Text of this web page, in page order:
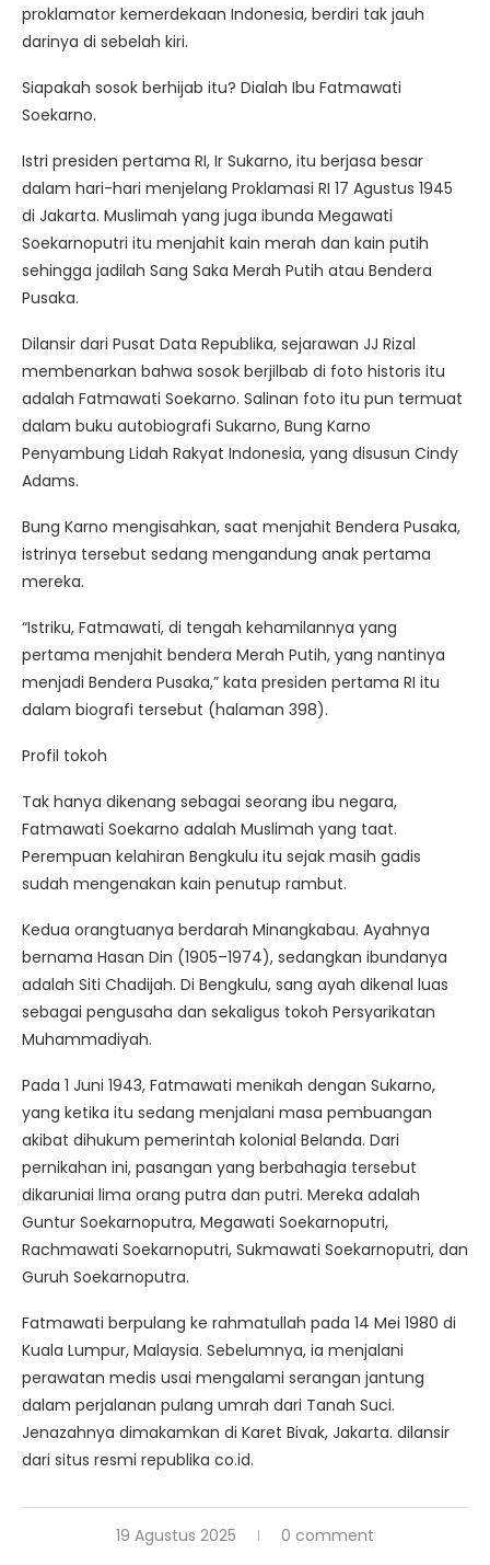
proklamator kemerdekaan Indonesia, berdiri tak jauh
darinya di sebelah kiri.
Siapakah sosok berhijab itu? Dialah Ibu Fatmawati
Soekarno.
Istri presiden pertama RI, Ir Sukarno, itu berjasa besar
dalam hari-hari menjelang Proklamasi RI 17 Agustus 1945
di Jakarta. Muslimah yang juga ibunda Megawati
Soekarnoputri itu menjahit kain merah dan kain putih
sehingga jadilah Sang Saka Merah Putih atau Bendera
Pusaka.
Dilansir dari Pusat Data Republika, sejarawan JJ Rizal
membenarkan bahwa sosok berjilbab di foto historis itu
adalah Fatmawati Soekarno. Salinan foto itu pun termuat
dalam buku autobiografi Sukarno, Bung Karno
Penyambung Lidah Rakyat Indonesia, yang disusun Cindy
Adams.
Bung Karno mengisahkan, saat menjahit Bendera Pusaka,
istrinya tersebut sedang mengandung anak pertama
mereka.
“Istriku, Fatmawati, di tengah kehamilannya yang
pertama menjahit bendera Merah Putih, yang nantinya
menjadi Bendera Pusaka,” kata presiden pertama RI itu
dalam biografi tersebut (halaman 398).
Profil tokoh
Tak hanya dikenang sebagai seorang ibu negara,
Fatmawati Soekarno adalah Muslimah yang taat.
Perempuan kelahiran Bengkulu itu sejak masih gadis
sudah mengenakan kain penutup rambut.
Kedua orangtuanya berdarah Minangkabau. Ayahnya
bernama Hasan Din (1905–1974), sedangkan ibundanya
adalah Siti Chadijah. Di Bengkulu, sang ayah dikenal luas
sebagai pengusaha dan sekaligus tokoh Persyarikatan
Muhammadiyah.
Pada 1 Juni 1943, Fatmawati menikah dengan Sukarno,
yang ketika itu sedang menjalani masa pembuangan
akibat dihukum pemerintah kolonial Belanda. Dari
pernikahan ini, pasangan yang berbahagia tersebut
dikaruniai lima orang putra dan putri. Mereka adalah
Guntur Soekarnoputra, Megawati Soekarnoputri,
Rachmawati Soekarnoputri, Sukmawati Soekarnoputri, dan
Guruh Soekarnoputra.
Fatmawati berpulang ke rahmatullah pada 14 Mei 1980 di
Kuala Lumpur, Malaysia. Sebelumnya, ia menjalani
perawatan medis usai mengalami serangan jantung
dalam perjalanan pulang umrah dari Tanah Suci.
Jenazahnya dimakamkan di Karet Bivak, Jakarta. dilansir
dari situs resmi republika co.id.
19 Agustus 2025 0 comment